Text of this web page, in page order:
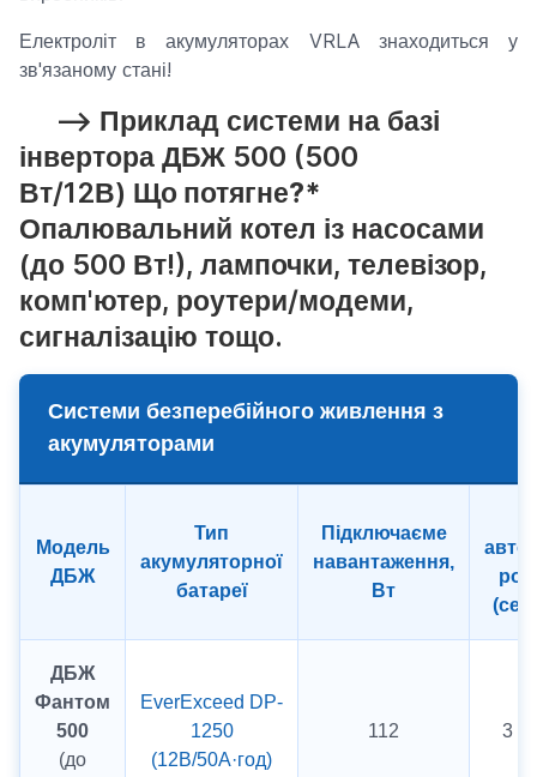
Електроліт в акумуляторах VRLA знаходиться у
зв'язаному стані!
--> Приклад системи на базі
інвертора ДБЖ 500 (500
Вт/12В) Що потягне?*
Опалювальний котел із насосами
(до 500 Вт!), лампочки, телевізор,
комп'ютер, роутери/модеми,
сигналізацію тощо.
Системи безперебійного живлення з
акумуляторами
Модель
ДБЖ
Тип
акумуляторної
батареї
Підключаєме
навантаження,
Вт
ДБЖ
Фантом
500
(до
EverExceed DP-
1250
(12В/50А·год)
112 3